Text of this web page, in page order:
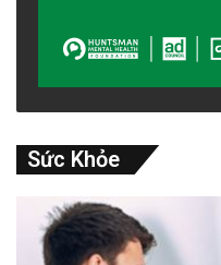
Sức Khỏe